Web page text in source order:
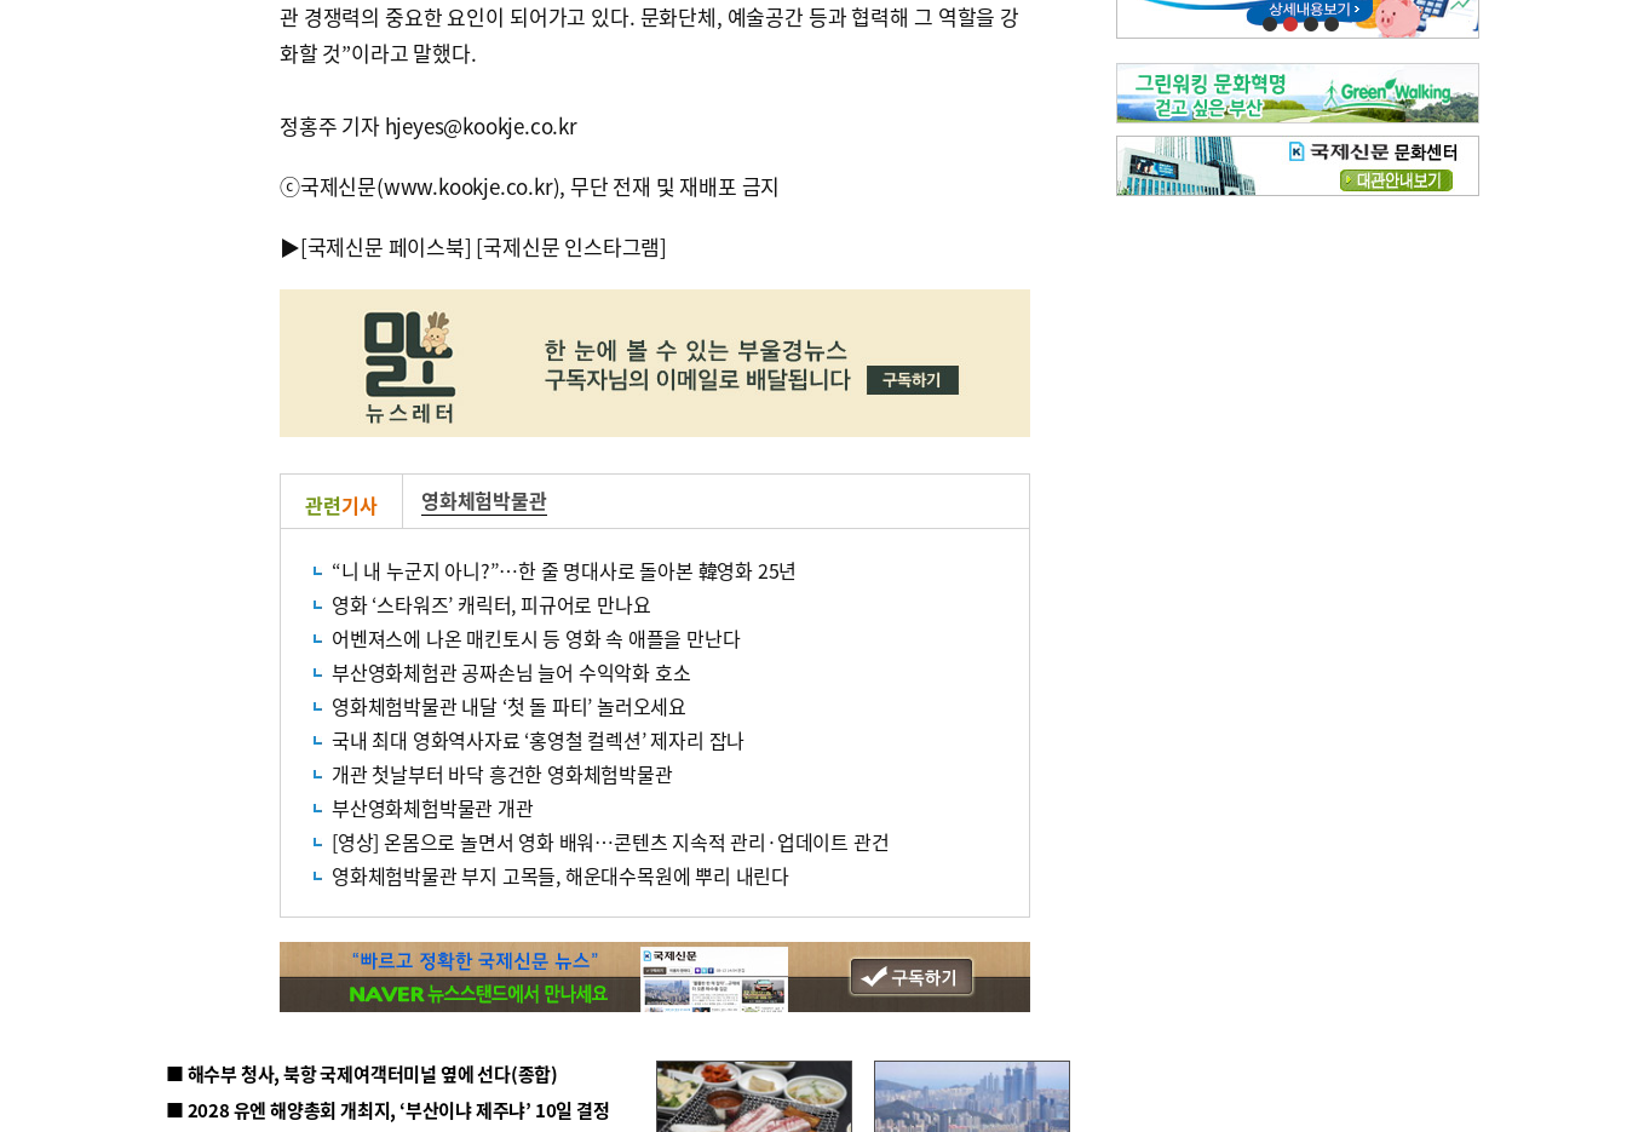
관 경쟁력의 중요한 요인이 되어가고 있다. 문화단체, 예술공간 등과 협력해 그 역할을 강
화할 것”이라고 말했다.
정홍주 기자 hjeyes@kookje.co.kr
ⓒ국제신문(www.kookje.co.kr), 무단 전재 및 재배포 금지
▶[국제신문 페이스북] [국제신문 인스타그램]
관련기사 영화체험박물관
“니 내 누군지 아니?”…한 줄 명대사로 돌아본 韓영화 25년
영화 ‘스타워즈’ 캐릭터, 피규어로 만나요
어벤져스에 나온 매킨토시 등 영화 속 애플을 만난다
부산영화체험관 공짜손님 늘어 수익악화 호소
영화체험박물관 내달 ‘첫 돌 파티’ 놀러오세요
국내 최대 영화역사자료 ‘홍영철 컬렉션’ 제자리 잡나
개관 첫날부터 바닥 흥건한 영화체험박물관
부산영화체험박물관 개관
[영상] 온몸으로 놀면서 영화 배워…콘텐츠 지속적 관리·업데이트 관건
영화체험박물관 부지 고목들, 해운대수목원에 뿌리 내린다
■ 해수부 청사, 북항 국제여객터미널 옆에 선다(종합)
■ 2028 유엔 해양총회 개최지, ‘부산이냐 제주냐’ 10일 결정